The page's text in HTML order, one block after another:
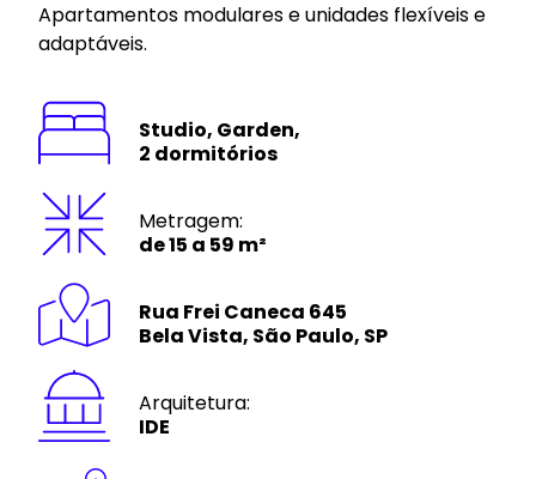
Apartamentos modulares e unidades flexíveis e
adaptáveis.
Studio, Garden,
2 dormitórios
Metragem:
de 15 a 59 m²
Rua Frei Caneca 645
Bela Vista, São Paulo, SP
Arquitetura:
IDE